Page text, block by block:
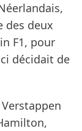
des deux
F1, pour
décidait de